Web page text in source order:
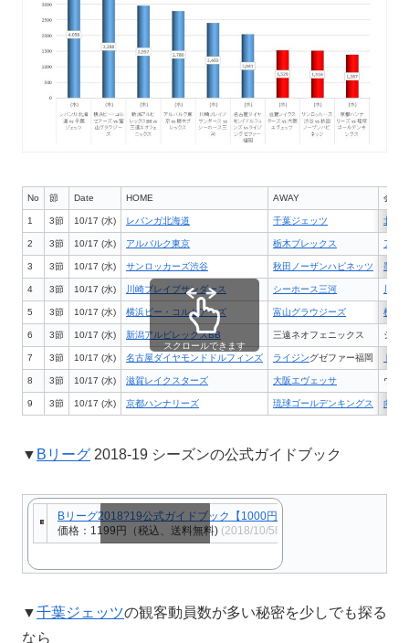
No 節 Date HOME AWAY 会場
1 3節 10/17 (水) レバンガ北海道 千葉ジェッツ 北海
2 3節 10/17 (水) アルバルク東京 栃木ブレックス アリ
3 3節 10/17 (水) サンロッカーズ渋谷 秋田ノーザンハピネッツ 墨田
4 3節 10/17 (水) 川崎ブレイブサンダース シーホース三河 川崎
5 3節 10/17 (水) 横浜ビー・コルセアーズ 富山グラウジーズ 横浜
6 3節 10/17 (水) 新潟アルビレックスBB 三遠ネオフェニックス シテ
7 3節 10/17 (水) 名古屋ダイヤモンドドルフィンズ ライジングゼファー福岡
8 3節 10/17 (水) 滋賀レイクスターズ 大阪エヴェッサ ウカ
9 3節 10/17 (水) 京都ハンナリーズ 琉球ゴールデンキングス 向日
スクロールできます
▼ Bリーグ 2018-19 シーズンの公式ガイドブック
Bリーグ2018?19公式ガイドブック【1000円以上送料無料】
価格：1199円（税込、送料無料) (2018/10/5時点)
スクロールできます
▼千葉ジェッツの観客動員数が多い秘密を少しでも探る
なら